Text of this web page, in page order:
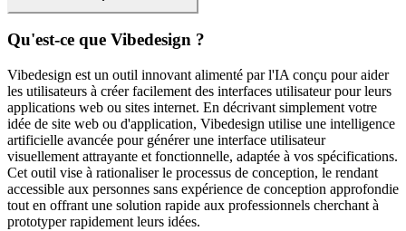
Qu'est-ce que Vibedesign ?
Vibedesign est un outil innovant alimenté par l'IA conçu pour aider
les utilisateurs à créer facilement des interfaces utilisateur pour leurs
applications web ou sites internet. En décrivant simplement votre
idée de site web ou d'application, Vibedesign utilise une intelligence
artificielle avancée pour générer une interface utilisateur
visuellement attrayante et fonctionnelle, adaptée à vos spécifications.
Cet outil vise à rationaliser le processus de conception, le rendant
accessible aux personnes sans expérience de conception approfondie
tout en offrant une solution rapide aux professionnels cherchant à
prototyper rapidement leurs idées.